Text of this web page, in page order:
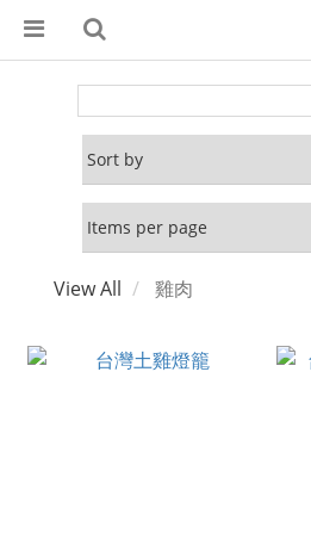
View All 雞肉